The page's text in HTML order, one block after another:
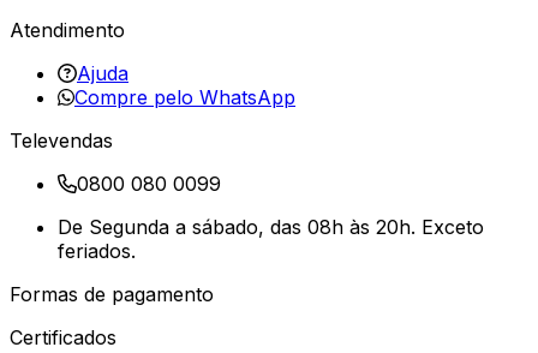
Atendimento
Ajuda
Compre pelo WhatsApp
Televendas
0800 080 0099
De Segunda a sábado, das 08h às 20h. Exceto
feriados.
Formas de pagamento
Certificados